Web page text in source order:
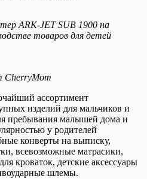
ARK-JET SUB 1900 на
товаров для детей
СherryMom
ассортимент
изделий для мальчиков и
пребывания малышей дома и
у родителей
конверты на выписку,
всевозможные матрасики,
кроваток, детские аксессуары
шлемы.